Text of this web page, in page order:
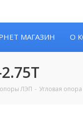
МАГАЗИН О
ЛЭП Угловая